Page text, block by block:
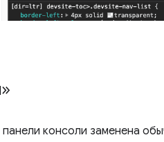
консоли заменена